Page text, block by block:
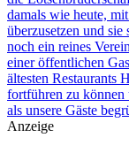
damals wie heute,
überzusetzen und
noch ein reines
einer öffentlichen
ältesten Restaurants
fortführen zu können
als unsere Gäste
Anzeige